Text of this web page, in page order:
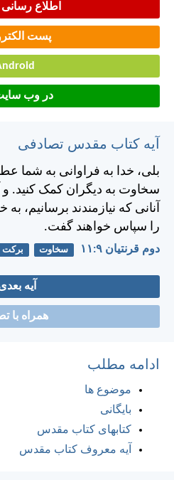
اطلاع رسانی
پست
در وب سایت
آیه کتاب مقدس تصادفی
بلی، خدا به فراوانی به شما
سخاوت به ديگران كمک كنيد. و
آنانی كه نيازمندند برسانيم،
را سپاس خواهند گفت.
دوم قرنتیان ۹:‏۱۱ سخاوت برکت
آیه
همراه با
ادامه مطلب
موضوع ها
بایگانی
کتابهای کتاب مقدس
آیه معروف کتاب مقدس